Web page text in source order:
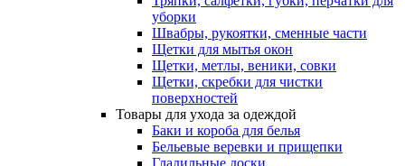
уборки
Швабры, рукоятки, сменные части
Щетки для мытья окон
Щетки, метлы, веники, совки
Щетки, скребки для чистки
поверхностей
Товары для ухода за одеждой
Баки и короба для белья
Бельевые веревки и прищепки
Гладильные доски